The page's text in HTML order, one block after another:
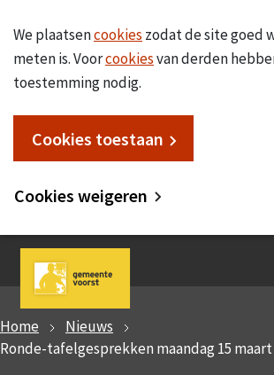
We plaatsencookies zodat de site goed
meten is. Voorcookiesvan derden
toestemming nodig.
Cookies toestaan
Cookies weigeren
Home
Nieuws
Ronde-tafelgesprekken maandag 15 maart